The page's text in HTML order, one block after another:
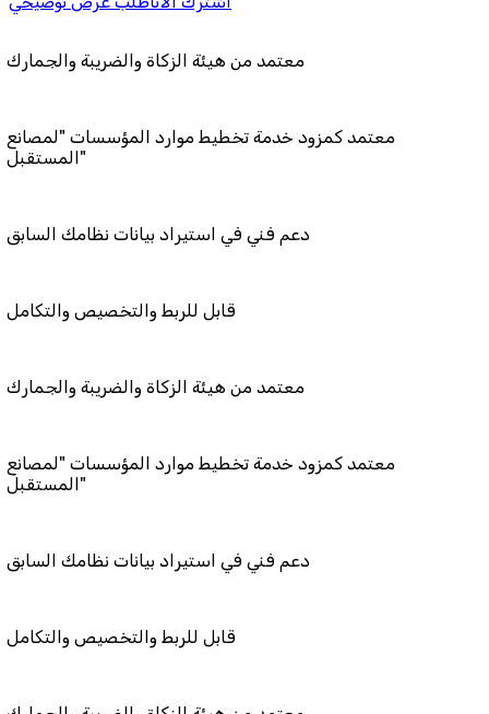
معتمد من هيئة الزكاة والضريبة
معتمد كمزود خدمة تخطيط موارد
المستقبل"
دعم فني في استيراد بيانات
قابل للربط والتخصيص
معتمد من هيئة الزكاة والضريبة
معتمد كمزود خدمة تخطيط موارد
المستقبل"
دعم فني في استيراد بيانات
قابل للربط والتخصيص